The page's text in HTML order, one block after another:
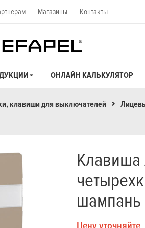
Магазины Контакты
ОНЛАЙН КАЛЬКУЛЯТОР
клавиши для выключателей
Клавиша
шампань